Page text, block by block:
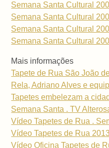
Semana Santa Cultural
Semana Santa Cultural
Semana Santa Cultural
Semana Santa Cultural
Mais informações
Tapete de Rua São João
Rela, Adriano Alves e
Tapetes embelezam a
Semana Santa . TV
Vídeo Tapetes de Rua .
Vídeo Tapetes de Rua
Vídeo Oficina Tapetes de